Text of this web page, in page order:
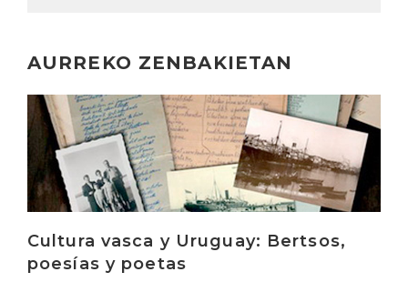
AURREKO ZENBAKIETAN
Cultura vasca y Uruguay: Bertsos,
poesías y poetas
Irakurri